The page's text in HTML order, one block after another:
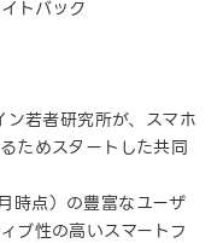
トバック
若者研究所が、スマホ
ためスタートした共同
点）の豊富なユーザ
ブ性の高いスマートフ